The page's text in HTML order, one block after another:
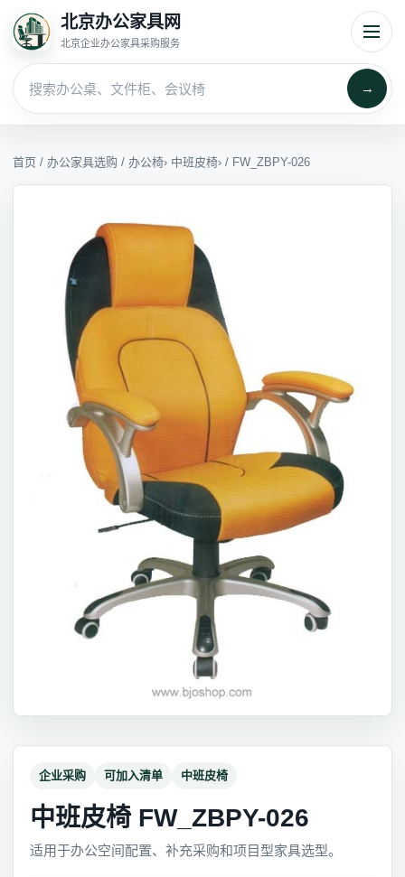
北京办公家具网
北京企业办公家具采购服务
→
首页 / 办公家具选购 / 办公椅› 中班皮椅› / FW_ZBPY-026
企业采购 可加入清单 中班皮椅
中班皮椅 FW_ZBPY-026
适用于办公空间配置、补充采购和项目型家具选型。